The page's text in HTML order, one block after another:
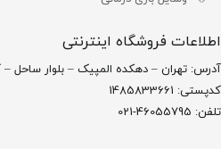
اطلاعات فروشگاه اینترنتی
آدرس: تهران – دهکده المپیک – بلوار ساحل – کوچه 53 –
کدپستی: 1485833661
تلفن: 46055795-021